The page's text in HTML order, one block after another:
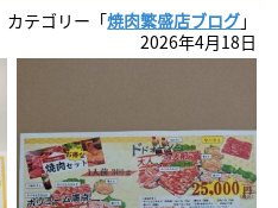
カテゴリー「焼肉繁盛店ブログ」
2026年4月18日